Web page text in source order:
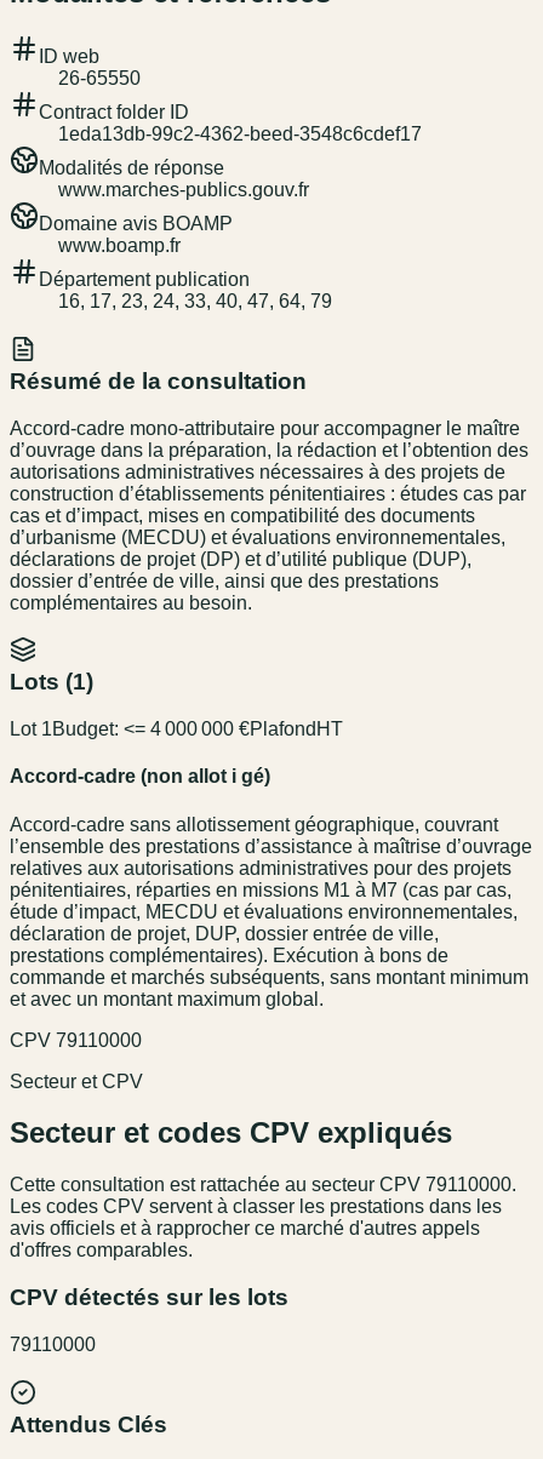
ID web
26-65550
Contract folder ID
1eda13db-99c2-4362-beed-3548c6cdef17
Modalités de réponse
www.marches-publics.gouv.fr
Domaine avis BOAMP
www.boamp.fr
Département publication
16, 17, 23, 24, 33, 40, 47, 64, 79
Résumé de la consultation
Accord-cadre mono-attributaire pour accompagner le maître
d’ouvrage dans la préparation, la rédaction et l’obtention des
autorisations administratives nécessaires à des projets de
construction d’établissements pénitentiaires : études cas par
cas et d’impact, mises en compatibilité des documents
d’urbanisme (MECDU) et évaluations environnementales,
déclarations de projet (DP) et d’utilité publique (DUP),
dossier d’entrée de ville, ainsi que des prestations
complémentaires au besoin.
Lots (1)
Lot 1Budget: <= 4 000 000 €Plafond HT
Accord-cadre (non allot i gé)
Accord-cadre sans allotissement géographique, couvrant
l’ensemble des prestations d’assistance à maîtrise d’ouvrage
relatives aux autorisations administratives pour des projets
pénitentiaires, réparties en missions M1 à M7 (cas par cas,
étude d’impact, MECDU et évaluations environnementales,
déclaration de projet, DUP, dossier entrée de ville,
prestations complémentaires). Exécution à bons de
commande et marchés subséquents, sans montant minimum
et avec un montant maximum global.
CPV 79110000
Secteur et CPV
Secteur et codes CPV expliqués
Cette consultation est rattachée au secteur CPV 79110000.
Les codes CPV servent à classer les prestations dans les
avis officiels et à rapprocher ce marché d'autres appels
d'offres comparables.
CPV détectés sur les lots
79110000
Attendus Clés